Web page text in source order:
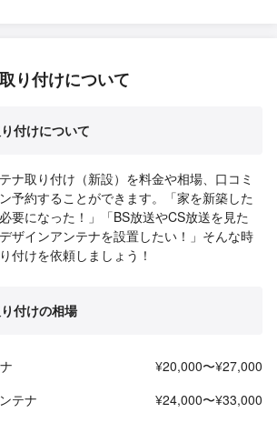
り付けについて
付けについて
ナ取り付け（新設）を料金や相場、口コミ
予約することができます。「家を新築した
要になった！」「BS放送やCS放送を見た
ザインアンテナを設置したい！」そんな時
付けを依頼しましょう！
付けの相場
¥20,000〜¥27,000
テナ
¥24,000〜¥33,000